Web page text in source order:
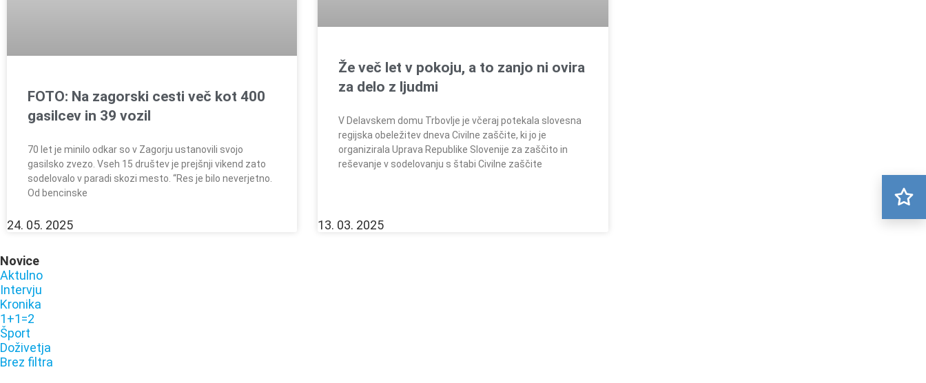
FOTO: Na zagorski cesti več kot 400
gasilcev in 39 vozil
70 let je minilo odkar so v Zagorju ustanovili svojo
gasilsko zvezo. Vseh 15 društev je prejšnji vikend zato
sodelovalo v paradi skozi mesto. “Res je bilo neverjetno.
Od bencinske
24. 05. 2025
Že več let v pokoju, a to zanjo ni ovira
za delo z ljudmi
V Delavskem domu Trbovlje je včeraj potekala slovesna
regijska obeležitev dneva Civilne zaščite, ki jo je
organizirala Uprava Republike Slovenije za zaščito in
reševanje v sodelovanju s štabi Civilne zaščite
13. 03. 2025
Novice
Aktulno
Intervju
Kronika
1+1=2
Šport
Doživetja
Brez filtra